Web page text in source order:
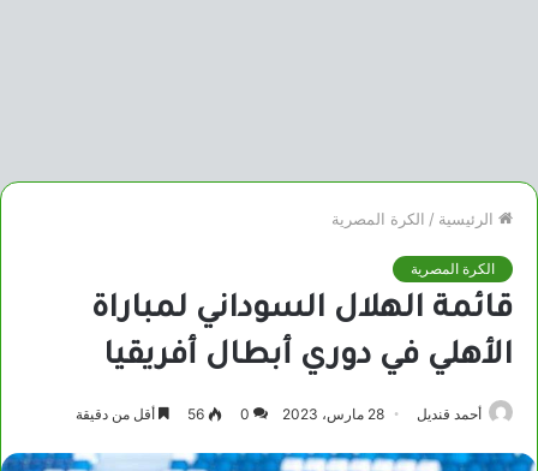
الرئيسية / الكرة المصرية
الكرة المصرية
قائمة الهلال السوداني لمباراة
الأهلي في دوري أبطال أفريقيا
أحمد قنديل 28 مارس، 2023 0
56 أقل من دقيقة